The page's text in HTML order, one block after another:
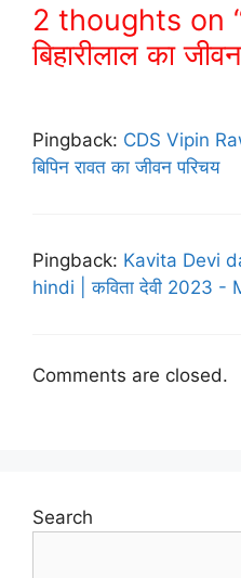
2 thoughts on
बिहारीलाल का
Pingback: CDS Vipin
बिपिन रावत का जीवन परिचय
Pingback: Kavita Devi
hindi | कविता देवी 2023 -
Comments are closed.
Search